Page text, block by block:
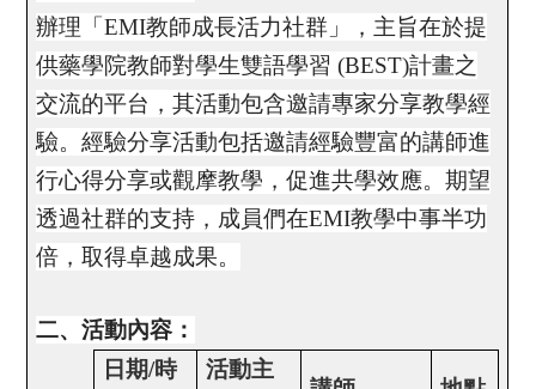
辦理「EMI教師成長活力社群」，主旨在於提
供藥學院教師對學生雙語學習 (BEST)計畫之
交流的平台，其活動包含邀請專家分享教學經
驗。經驗分享活動包括邀請經驗豐富的講師進
行心得分享或觀摩教學，促進共學效應。期望
透過社群的支持，成員們在EMI教學中事半功
倍，取得卓越成果。
二、活動內容：
日期/時
活動主